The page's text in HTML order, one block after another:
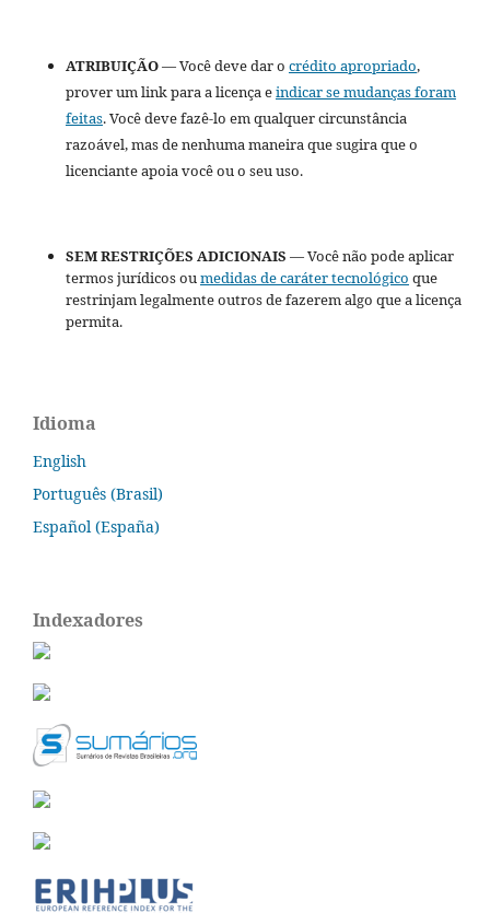
ATRIBUIÇÃO— Você deve dar o crédito apropriado,
prover um link para a licença eindicar se mudanças foram
feitas. Você deve fazê-lo em qualquer circunstância
razoável, mas de nenhuma maneira que sugira que o
licenciante apoia você ou o seu uso.
SEM RESTRIÇÕES ADICIONAIS — Você não pode aplicar
termos jurídicos ou medidas de caráter tecnológico que
restrinjam legalmente outros de fazerem algo que a licença
permita.
Idioma
English
Português (Brasil)
Español (España)
Indexadores